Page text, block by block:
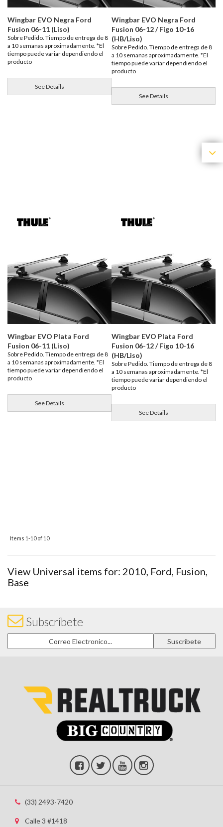
Wingbar EVO Negra Ford
Fusion 06-11 (Liso)
Sobre Pedido. Tiempo de entrega de 8
a 10 semanas aproximadamente. *El
tiempo puede variar dependiendo el
producto
See Details
Wingbar EVO Negra Ford
Fusion 06-12 / Figo 10-16
(HB/Liso)
Sobre Pedido. Tiempo de entrega de 8
a 10 semanas aproximadamente. *El
tiempo puede variar dependiendo el
producto
See Details
Wingbar EVO Plata Ford
Fusion 06-11 (Liso)
Sobre Pedido. Tiempo de entrega de 8
a 10 semanas aproximadamente. *El
tiempo puede variar dependiendo el
producto
See Details
Wingbar EVO Plata Ford
Fusion 06-12 / Figo 10-16
(HB/Liso)
Sobre Pedido. Tiempo de entrega de 8
a 10 semanas aproximadamente. *El
tiempo puede variar dependiendo el
producto
See Details
Items 1-10of 10
View Universal items for: 2010, Ford, Fusion,
Base
Subscríbete
(33) 2493-7420
Calle 3 #1418